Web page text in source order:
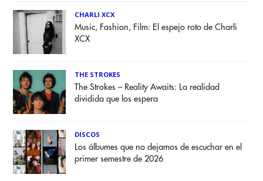
CHARLI XCX
Music, Fashion, Film: El espejo roto de Charli
XCX
THE STROKES
The Strokes – Reality Awaits: La realidad
dividida que los espera
DISCOS
Los álbumes que no dejamos de escuchar en el
primer semestre de 2026